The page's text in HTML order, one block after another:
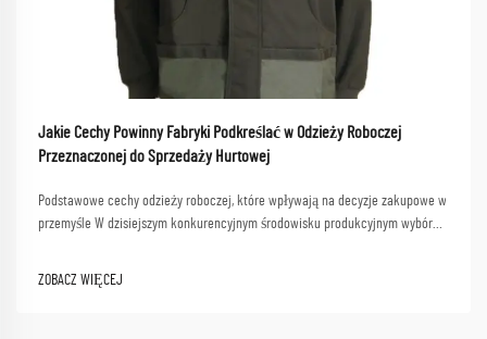
Jakie Cechy Powinny Fabryki Podkreślać w Odzieży Roboczej
Przeznaczonej do Sprzedaży Hurtowej
Podstawowe cechy odzieży roboczej, które wpływają na decyzje zakupowe w
przemyśle W dzisiejszym konkurencyjnym środowisku produkcyjnym wybór
pracowników, jak i...
ZOBACZ WIĘCEJ